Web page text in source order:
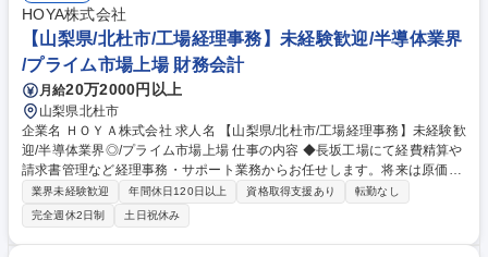
援が不可欠であり、販売店の新規開拓や取扱拡大にも注力します。顧客訪
問を基本としつつ、リモート等も活用しながら、当社商品の高い技術力と
付加価値を提案し販売を推進します。 募集職種 【山梨南都留/法人営業】
産業用ロボットのソリューション営業（既存・新規）
HOYA株式会社
【山梨県/北杜市/工場経理事務】未経験歓迎/半導体業界
/プライム市場上場 財務会計
月給20万2000円以上
山梨県北杜市
企業名 ＨＯＹＡ株式会社 求人名 【山梨県/北杜市/工場経理事務】未経験歓
迎/半導体業界◎/プライム市場上場 仕事の内容 ◆長坂工場にて経費精算や
請求書管理など経理事務・サポート業務からお任せします。将来は原価計
算や予算管理などの管理会計スキル習得、海外拠点との連携などグローバ
ルに活躍できるキャリアを目指せます。 【詳細】(1)支払い・精算業務：
「楽楽精算」システムを使用 (2)伝票起票：会計システム「SAP」への入
力業務 (3)データ整理、書類整理 (4)経理・財務関連業務のサポート、新シ
業界未経験歓迎 年間休日120日以上 資格取得支援あり
転勤なし
完全週休2日制
土日祝休み